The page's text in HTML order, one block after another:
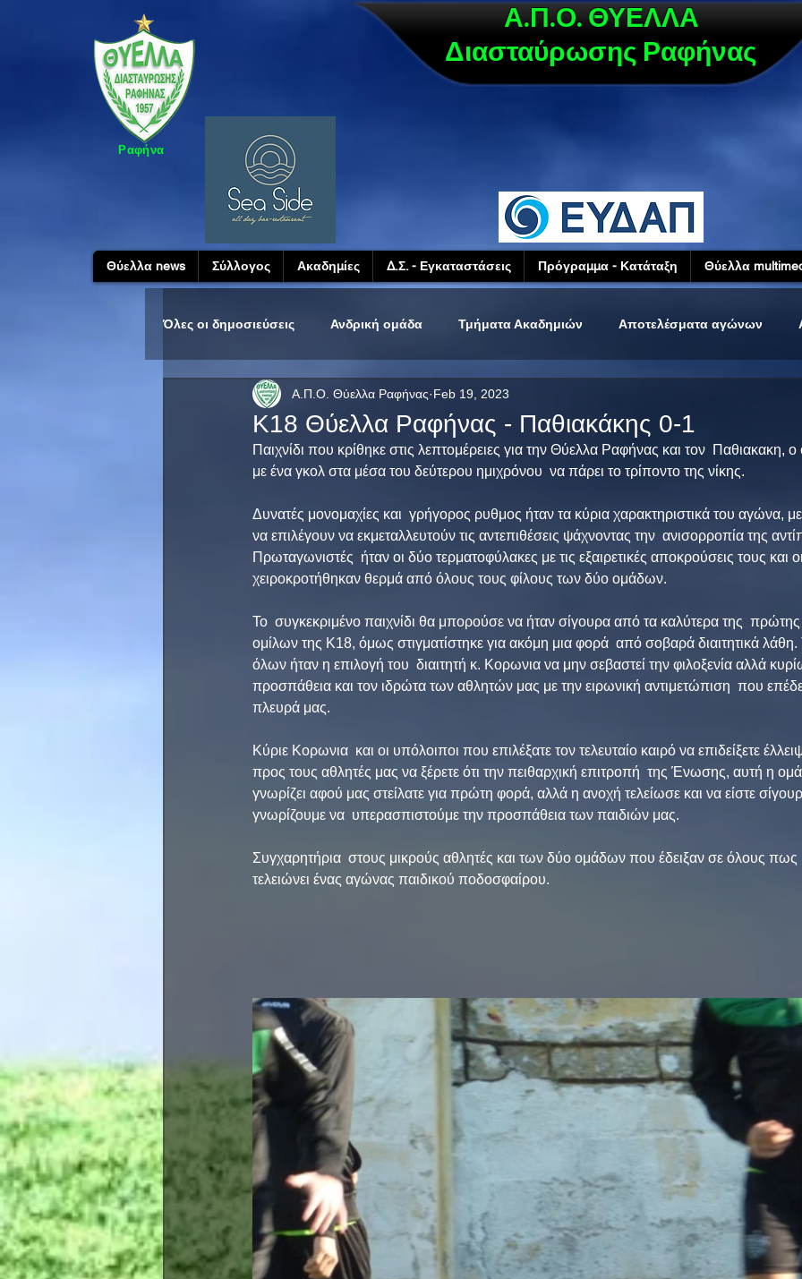
Ραφήνα
Α.Π.Ο. ΘΥΕΛΛΑ
Διασταύρωσης Ραφήνας
Θύελλα news Σύλλογος Ακαδημίες Δ.Σ. - Εγκαταστάσεις Πρόγραμμα - Κατάταξη Θύελλα
Όλες οι δημοσιεύσεις Ανδρική ομάδα Τμήματα Ακαδημιών Αποτελέσματα αγώνων
Κ18 Θύελλα Ραφήνας - Παθιακάκης 0-1
Α.Π.Ο. Θύελλα Ραφήνας Feb 19, 2023
Παιχνίδι που κρίθηκε στις λεπτομέρειες για την Θύελλα Ραφήνας και τον  Παθιακακη,
με ένα γκολ στα μέσα του δεύτερου ημιχρόνου  να πάρει το τρίποντο της νίκης.
Δυνατές μονομαχίες και  γρήγορος ρυθμος ήταν τα κύρια χαρακτηριστικά του αγώνα,
να επιλέγουν να εκμεταλλευτούν τις αντεπιθέσεις ψάχνοντας την  ανισορροπία της
Πρωταγωνιστές  ήταν οι δύο τερματοφύλακες με τις εξαιρετικές αποκρούσεις τους και
χειροκροτήθηκαν θερμά από όλους τους φίλους των δύο ομάδων.
Το  συγκεκριμένο παιχνίδι θα μπορούσε να ήταν σίγουρα από τα καλύτερα της
ομίλων της Κ18, όμως στιγματίστηκε για ακόμη μια φορά  από σοβαρά διαιτητικά λάθη.
όλων ήταν η επιλογή του  διαιτητή κ. Κορωνια να μην σεβαστεί την φιλοξενία αλλά
προσπάθεια και τον ιδρώτα των αθλητών μας με την ειρωνική αντιμετώπιση  που
πλευρά μας.
Κύριε Κορωνια  και οι υπόλοιποι που επιλέξατε τον τελευταίο καιρό να επιδείξετε
προς τους αθλητές μας να ξέρετε ότι την πειθαρχική επιτροπή  της Ένωσης, αυτή η
γνωρίζει αφού μας στείλατε για πρώτη φορά, αλλά η ανοχή τελείωσε και να είστε
γνωρίζουμε να  υπερασπιστούμε την προσπάθεια των παιδιών μας.
Συγχαρητήρια  στους μικρούς αθλητές και των δύο ομάδων που έδειξαν σε όλους
τελειώνει ένας αγώνας παιδικού ποδοσφαίρου.